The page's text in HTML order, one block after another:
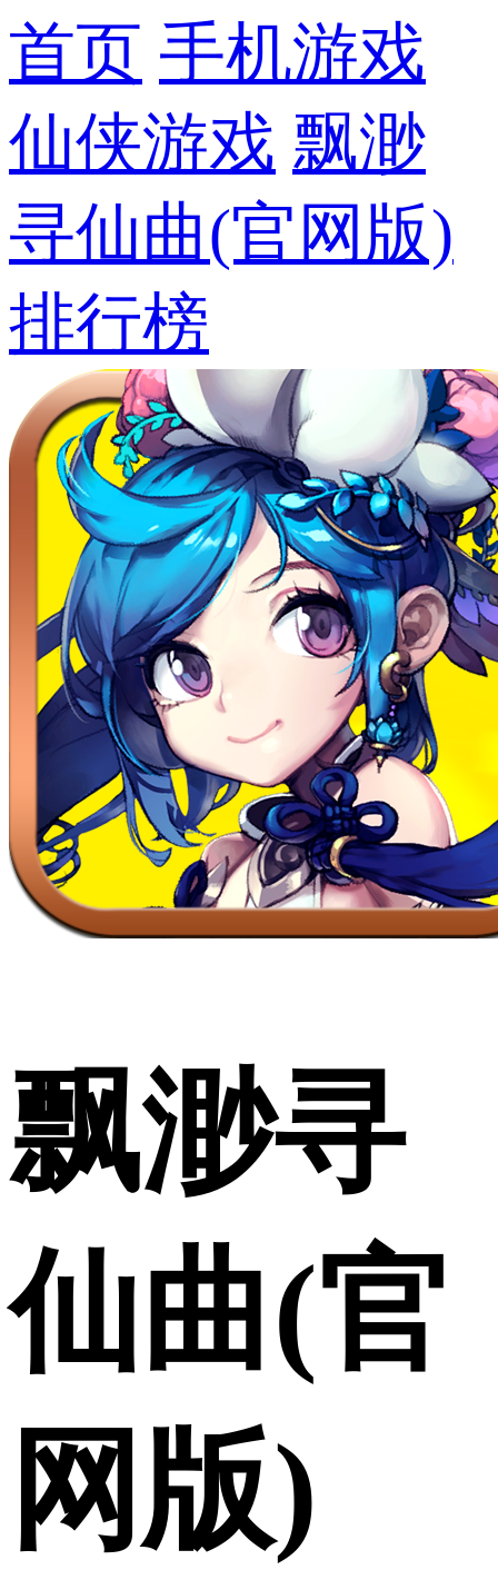
首页 手机游戏
仙侠游戏 飘渺
寻仙曲(官网版)
排行榜
飘渺寻
仙曲(官
网版)